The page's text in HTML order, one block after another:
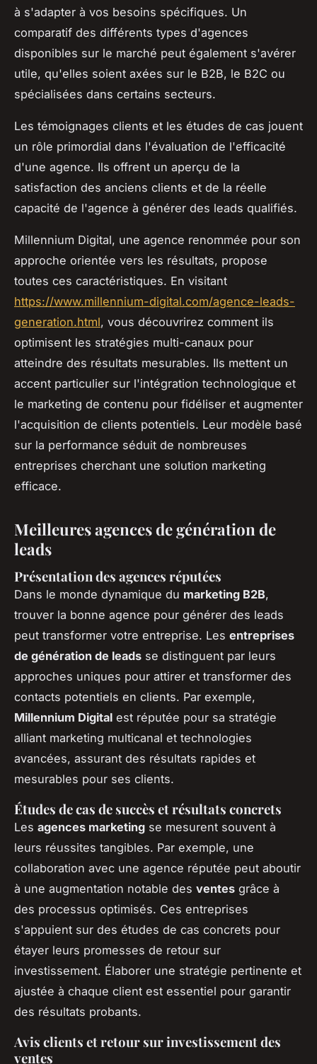
à s'adapter à vos besoins spécifiques. Un
comparatif des différents types d'agences
disponibles sur le marché peut également s'avérer
utile, qu'elles soient axées sur le B2B, le B2C ou
spécialisées dans certains secteurs.
Les témoignages clients et les études de cas jouent
un rôle primordial dans l'évaluation de l'efficacité
d'une agence. Ils offrent un aperçu de la
satisfaction des anciens clients et de la réelle
capacité de l'agence à générer des leads qualifiés.
Millennium Digital, une agence renommée pour son
approche orientée vers les résultats, propose
toutes ces caractéristiques. En visitant
https://www.millennium-digital.com/agence-leads-
generation.html, vous découvrirez comment ils
optimisent les stratégies multi-canaux pour
atteindre des résultats mesurables. Ils mettent un
accent particulier sur l'intégration technologique et
le marketing de contenu pour fidéliser et augmenter
l'acquisition de clients potentiels. Leur modèle basé
sur la performance séduit de nombreuses
entreprises cherchant une solution marketing
efficace.
Meilleures agences de génération de
leads
Présentation des agences réputées
Dans le monde dynamique du marketing B2B,
trouver la bonne agence pour générer des leads
peut transformer votre entreprise. Les entreprises
de génération de leads se distinguent par leurs
approches uniques pour attirer et transformer des
contacts potentiels en clients. Par exemple,
Millennium Digital est réputée pour sa stratégie
alliant marketing multicanal et technologies
avancées, assurant des résultats rapides et
mesurables pour ses clients.
Études de cas de succès et résultats concrets
Les agences marketing se mesurent souvent à
leurs réussites tangibles. Par exemple, une
collaboration avec une agence réputée peut aboutir
à une augmentation notable des ventes grâce à
des processus optimisés. Ces entreprises
s'appuient sur des études de cas concrets pour
étayer leurs promesses de retour sur
investissement. Élaborer une stratégie pertinente et
ajustée à chaque client est essentiel pour garantir
des résultats probants.
Avis clients et retour sur investissement des
ventes